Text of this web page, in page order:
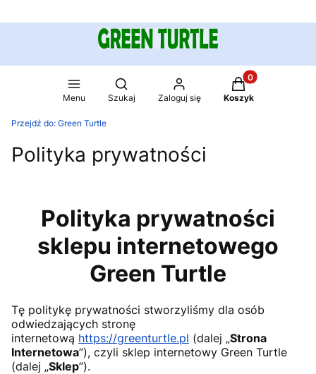
Menu
Otwórz wyszukiwarkę
Szukaj Zaloguj się
Produkty w
Koszyk
Przejdź do: Green Turtle
Polityka prywatności
Polityka prywatności
sklepu internetowego
Green Turtle
Tę politykę prywatności stworzyliśmy dla osób
odwiedzających stronę
internetową https://greenturtle.pl (dalej „Strona
Internetowa”), czyli sklep internetowy Green Turtle
(dalej „Sklep”).